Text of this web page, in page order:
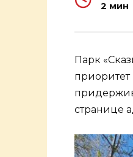
2 мин
Парк
странице